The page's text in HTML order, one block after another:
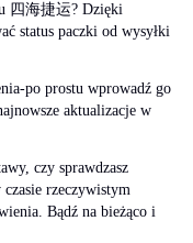
四海捷运? Dzięki
status paczki od wysyłki
po prostu wprowadź go
aktualizacje w
czy sprawdzasz
rzeczywistym
Bądź na bieżąco i